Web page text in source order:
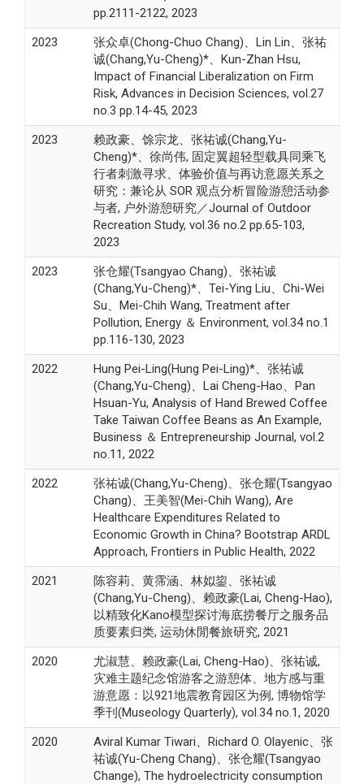
pp.2111-2122, 2023
2023
张众卓(Chong-Chuo Chang)、Lin Lin、张祐
诚(Chang,Yu-Cheng)*、Kun-Zhan Hsu,
Impact of Financial Liberalization on Firm
Risk, Advances in Decision Sciences, vol.27
no.3 pp.14-45, 2023
2023
赖政豪、馀宗龙、张祐诚(Chang,Yu-
Cheng)*、徐尚伟, 固定翼超轻型载具同乘飞
行者刺激寻求、体验价值与再访意愿关系之
研究：兼论从 SOR 观点分析冒险游憩活动参
与者, 户外游憩研究／Journal of Outdoor
Recreation Study, vol.36 no.2 pp.65-103,
2023
2023
张仓耀(Tsangyao Chang)、张祐诚
(Chang,Yu-Cheng)*、Tei-Ying Liu、Chi-Wei
Su、Mei-Chih Wang, Treatment after
Pollution, Energy ＆ Environment, vol.34 no.1
pp.116-130, 2023
2022
Hung Pei-Ling(Hung Pei-Ling)*、张祐诚
(Chang,Yu-Cheng)、Lai Cheng-Hao、Pan
Hsuan-Yu, Analysis of Hand Brewed Coffee
Take Taiwan Coffee Beans as An Example,
Business ＆ Entrepreneurship Journal, vol.2
no.11, 2022
2022
张祐诚(Chang,Yu-Cheng)、张仓耀(Tsangyao
Chang)、王美智(Mei-Chih Wang), Are
Healthcare Expenditures Related to
Economic Growth in China? Bootstrap ARDL
Approach, Frontiers in Public Health, 2022
2021
陈容莉、黄霈涵、林姒鋆、张祐诚
(Chang,Yu-Cheng)、赖政豪(Lai, Cheng-Hao),
以精致化Kano模型探讨海底捞餐厅之服务品
质要素归类, 运动休閒餐旅研究, 2021
2020
尤淑慧、赖政豪(Lai, Cheng-Hao)、张祐诚,
灾难主题纪念馆游客之游憩体、地方感与重
游意愿：以921地震教育园区为例, 博物馆学
季刊(Museology Quarterly), vol.34 no.1, 2020
2020
Aviral Kumar Tiwari、Richard O. Olayenic、张
祐诚(Yu-Cheng Chang)、张仓耀(Tsangyao
Change), The hydroelectricity consumption